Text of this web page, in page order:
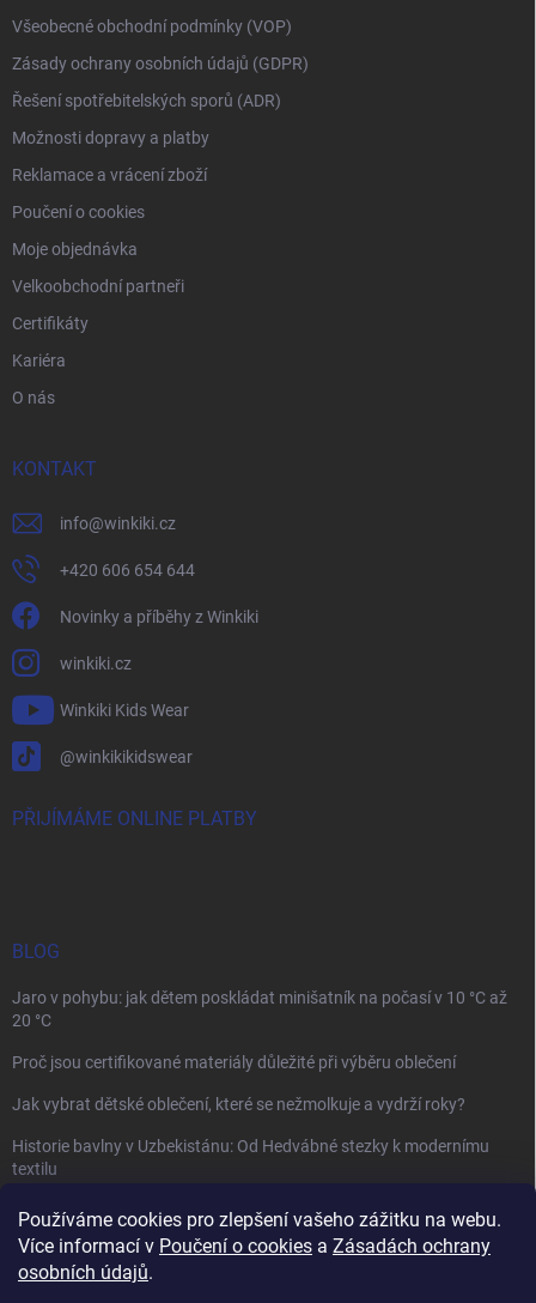
Používáme cookies pro zlepšení vašeho zážitku na webu.
Více informací v Poučení o cookies a Zásadách ochrany
osobních údajů.
Všeobecné obchodní podmínky (VOP)
Zásady ochrany osobních údajů (GDPR)
Řešení spotřebitelských sporů (ADR)
Možnosti dopravy a platby
Reklamace a vrácení zboží
Poučení o cookies
Moje objednávka
Velkoobchodní partneři
Certifikáty
Kariéra
O nás
KONTAKT
info@winkiki.cz
+420 606 654 644
Novinky a příběhy z Winkiki
winkiki.cz
Winkiki Kids Wear
@winkikikidswear
PŘIJÍMÁME ONLINE PLATBY
BLOG
Jaro v pohybu: jak dětem poskládat minišatník na počasí v 10 °C až
20 °C
Proč jsou certifikované materiály důležité při výběru oblečení
Jak vybrat dětské oblečení, které se nežmolkuje a vydrží roky?
Historie bavlny v Uzbekistánu: Od Hedvábné stezky k modernímu
textilu
Mamazone |